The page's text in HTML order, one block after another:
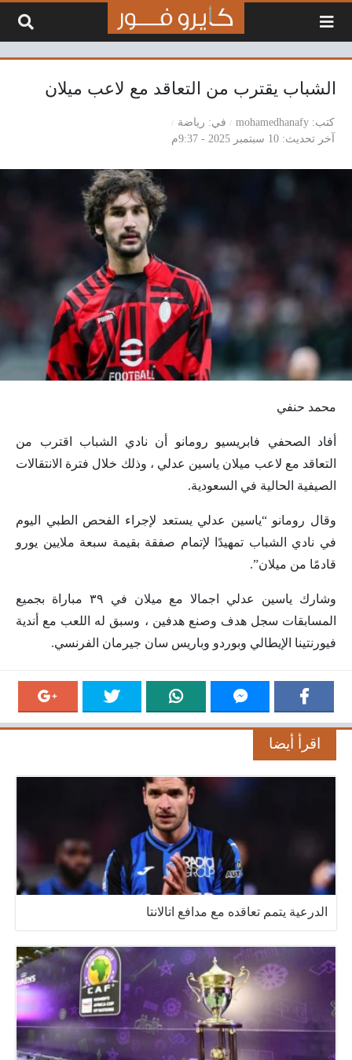
الشباب يقترب من التعاقد مع لاعب ميلان
كتب mohamedhanafy في
رياضة
آخر تحديث 10 سبتمبر 2025 - 9:37م
محمد حنفي
أفاد الصحفي فابريسيو رومانو أن نادي الشباب اقترب من
التعاقد مع لاعب ميلان ياسين عدلي ، وذلك خلال فترة الانتقالات
الصيفية الحالية في السعودية.
وقال رومانو “ياسين عدلي يستعد لإجراء الفحص الطبي اليوم
في نادي الشباب تمهيدًا لإتمام صفقة بقيمة سبعة ملايين يورو
قادمًا من ميلان”.
وشارك ياسين عدلي اجمالا مع ميلان في ٣٩ مباراة بجميع
المسابقات سجل هدف وصنع هدفين ، وسبق له اللعب مع أندية
فيورنتينا الإيطالي وبوردو وباريس سان جيرمان الفرنسي.
اقرأ أيضا
الدرعية يتمم تعاقده مع مدافع اتالانتا